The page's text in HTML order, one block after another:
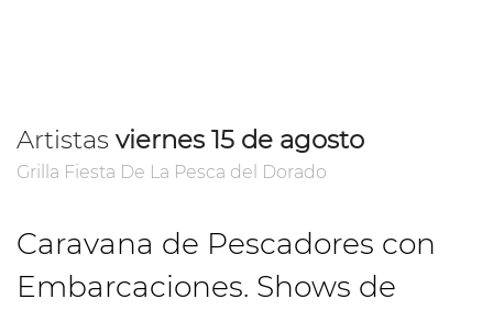
Artistas viernes 15 de agosto
Grilla Fiesta De La Pesca del Dorado
Caravana de Pescadores con
Embarcaciones. Shows de